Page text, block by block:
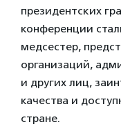
президентских
конференции
медсестер,
организаций,
и других лиц,
качества и
стране.